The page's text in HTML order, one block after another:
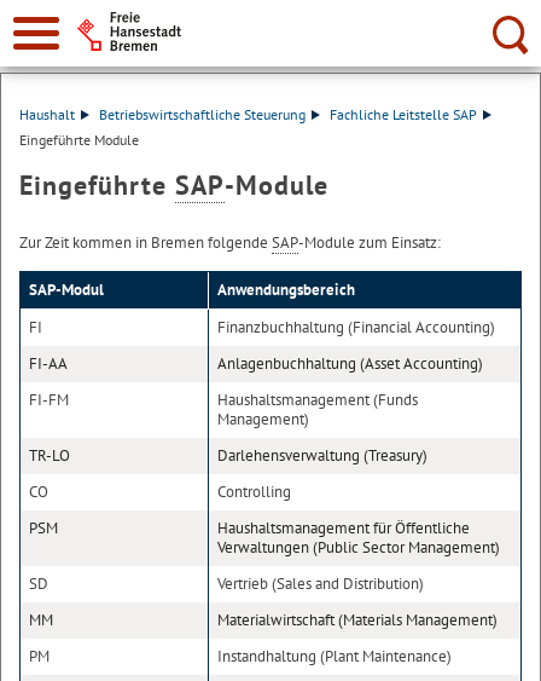
Suche:
Haushalt Betriebswirtschaftliche Steuerung
Fachliche Leitstelle SAP
Eingeführte Module
Eingeführte SAP-Module
Zur Zeit kommen in Bremen folgende SAP-Module zum Einsatz:
SAP-Modul
Anwendungsbereich
FI
Finanzbuchhaltung (Financial Accounting)
FI-AA
Anlagenbuchhaltung (Asset Accounting)
FI-FM
Haushaltsmanagement (Funds
Management)
TR-LO
Darlehensverwaltung (Treasury)
CO
Controlling
PSM
Haushaltsmanagement für Öffentliche
Verwaltungen (Public Sector Management)
SD
Vertrieb (Sales and Distribution)
MM
Materialwirtschaft (Materials Management)
PM
Instandhaltung (Plant Maintenance)